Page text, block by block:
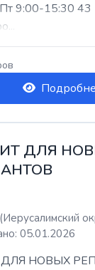
9:00-15:30 43
ДЛЯ
05.01.2026
НОВЫХ